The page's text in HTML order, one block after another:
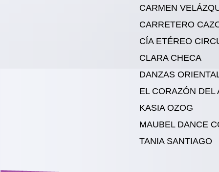
CARMEN
CARRETERO
CÍA ETÉREO
CLARA CHECA
DANZAS
EL CORAZÓN DEL
KASIA OZOG
MAUBEL DANCE
TANIA SANTIAGO